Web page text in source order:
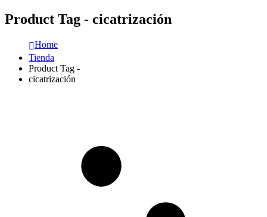
Product Tag - cicatrización
Home
Tienda
Product Tag -
cicatrización